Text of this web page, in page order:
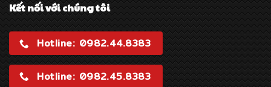
Kết nối với chúng tôi
Hotline: 0982.44.8383
Hotline: 0982.45.8383